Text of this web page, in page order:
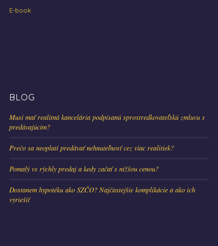
E-book
BLOG
Musí mať realitná kancelária podpísanú sprostredkovateľskú zmluvu s
predávajúcim?
Prečo sa neoplatí predávať nehnuteľnosť cez viac realitiek?
Pomalý vs rýchly predaj a kedy začať s nižšou cenou?
Dostanem hypotéku ako SZČO? Najčastejšie komplikácie a ako ich
vyriešiť